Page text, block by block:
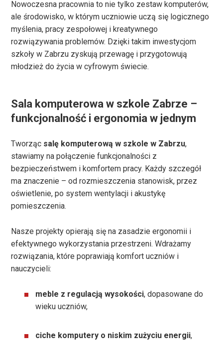
Nowoczesna pracownia to nie tylko zestaw komputerów,
ale środowisko, w którym uczniowie uczą się logicznego
myślenia, pracy zespołowej i kreatywnego
rozwiązywania problemów. Dzięki takim inwestycjom
szkoły w Zabrzu zyskują przewagę i przygotowują
młodzież do życia w cyfrowym świecie.
Sala komputerowa w szkole Zabrze –
funkcjonalność i ergonomia w jednym
Tworząc salę komputerową w szkole w Zabrzu,
stawiamy na połączenie funkcjonalności z
bezpieczeństwem i komfortem pracy. Każdy szczegół
ma znaczenie – od rozmieszczenia stanowisk, przez
oświetlenie, po system wentylacji i akustykę
pomieszczenia.
Nasze projekty opierają się na zasadzie ergonomii i
efektywnego wykorzystania przestrzeni. Wdrażamy
rozwiązania, które poprawiają komfort uczniów i
nauczycieli:
meble z regulacją wysokości, dopasowane do
wieku uczniów,
ciche komputery o niskim zużyciu energii,